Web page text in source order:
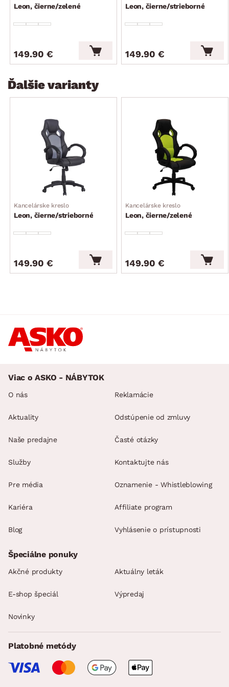
jedno z najpohodlnejších kresiel z celého sortimentu
Leon, čierne/zelené
149.90 €
Leon, čierne/strieborné
149.90 €
Ďalšie varianty
Kancelárske kreslo
Leon, čierne/strieborné
149.90 €
Kancelárske kreslo
Leon, čierne/zelené
149.90 €
Viac o ASKO - NÁBYTOK
O nás
Aktuality
Naše predajne
Služby
Pre média
Kariéra
Blog
Reklamácie
Odstúpenie od zmluvy
Časté otázky
Kontaktujte nás
Oznamenie - Whistleblowing
Affiliate program
Vyhlásenie o prístupnosti
Špeciálne ponuky
Akčné produkty Aktuálny leták
E-shop špeciál Výpredaj
Novinky
Platobné metódy